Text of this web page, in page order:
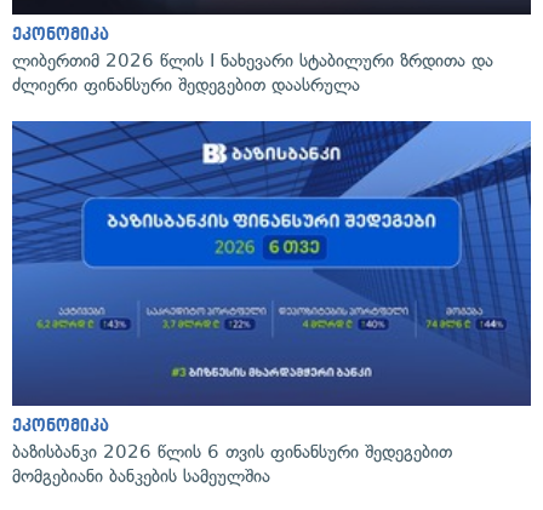
ეკონომიკა
ლიბერთიმ 2026 წლის I ნახევარი სტაბილური ზრდითა და
ძლიერი ფინანსური შედეგებით დაასრულა
ეკონომიკა
ბაზისბანკი 2026 წლის 6 თვის ფინანსური შედეგებით
მომგებიანი ბანკების სამეულშია